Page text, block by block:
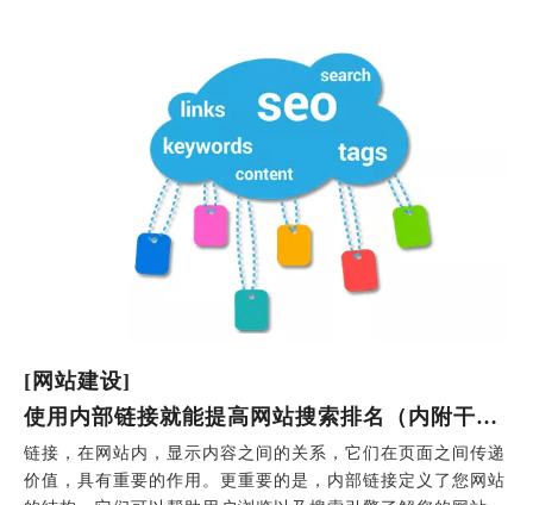
[网站建设]
使用内部链接就能提高网站搜索排名（内附干货）
链接，在网站内，显示内容之间的关系，它们在页面之间传递
价值，具有重要的作用。更重要的是，内部链接定义了您网站